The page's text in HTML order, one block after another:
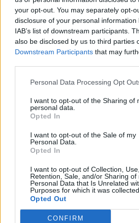
your opt-out. You may separately opt-
disclosure of your personal
IAB’s list of downstream participants.
also be disclosed by us to third parties
Downstream Participants that may
Personal Data Processing Opt
I want to opt-out of the Sharing of
personal data.
Opted In
I want to opt-out of the Sale of my
Personal Data.
Opted In
I want to opt-out of Collection, Use,
Retention, Sale, and/or Sharing of
Personal Data that Is Unrelated
Purposes for which it was collected.
Opted Out
CONFIRM
Paroles + Traduction
paroles traduction
Dire «merci» pour cette traduction